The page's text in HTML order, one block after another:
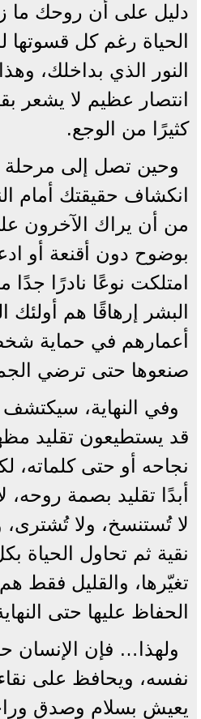
دليل على أن روحك ما
الحياة رغم كل قسوتها
النور الذي بداخلك،
انتصار عظيم لا يشعر
كثيرًا من الوجع.
وحين تصل إلى مرحلة
انكشاف حقيقتك أمام
من أن يراك الآخرون
بوضوح دون أقنعة أو
امتلكت نوعًا نادرًا جدًا
البشر إرهاقًا هم أولئك
أعمارهم في حماية
صنعوها حتى ترضي
وفي النهاية، سيكتشف
قد يستطيعون تقليد
نجاحه أو حتى كلماته،
أبدًا تقليد بصمة روحه،
لا تُستنسخ، ولا تُشترى،
نقية ثم تحاول الحياة
تغيّرها، والقليل فقط
الحفاظ عليها حتى
ولهذا… فإن الإنسان
نفسه، ويحافظ على
يعيش بسلام وصدق